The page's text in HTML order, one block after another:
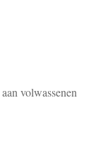
volwassenen